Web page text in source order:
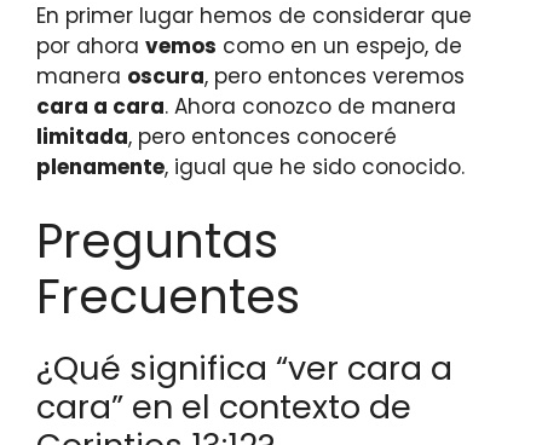
En primer lugar hemos de considerar que
por ahora vemos como en un espejo, de
manera oscura, pero entonces veremos
cara a cara. Ahora conozco de manera
limitada, pero entonces conoceré
plenamente, igual que he sido conocido.
Preguntas
Frecuentes
¿Qué significa “ver cara a
cara” en el contexto de